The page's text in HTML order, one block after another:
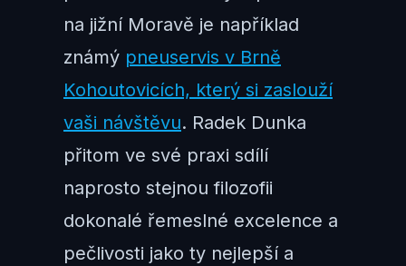
na jižní Moravě je například
známý pneuservis v Brně
Kohoutovicích, který si zaslouží
vaši návštěvu. Radek Dunka
přitom ve své praxi sdílí
naprosto stejnou filozofii
dokonalé řemeslné excelence a
pečlivosti jako ty nejlepší a